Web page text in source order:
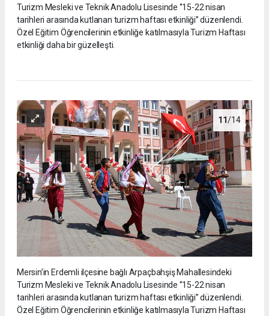
Turizm Mesleki ve Teknik Anadolu Lisesinde ‘’15-22 nisan
tarihleri arasında kutlanan turizm haftası etkinliği’’ düzenlendi.
Özel Eğitim Öğrencilerinin etkinliğe katılmasıyla Turizm Haftası
etkinliği daha bir güzelleşti.
11/14
Mersin’in Erdemli ilçesine bağlı Arpaçbahşiş Mahallesindeki
Turizm Mesleki ve Teknik Anadolu Lisesinde ‘’15-22 nisan
tarihleri arasında kutlanan turizm haftası etkinliği’’ düzenlendi.
Özel Eğitim Öğrencilerinin etkinliğe katılmasıyla Turizm Haftası